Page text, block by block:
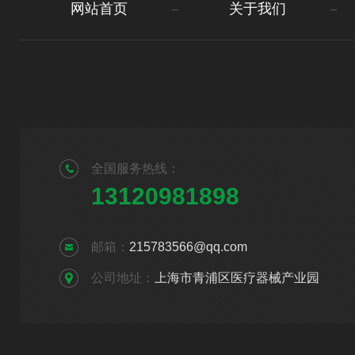
网站首页 关于我们
全国服务热线：
13120981898
邮箱： 215783566@qq.com
公司地址： 上海市青浦区医疗器械产业园